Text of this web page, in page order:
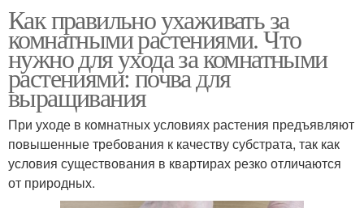
Как правильно ухаживать за
комнатными растениями. Что
нужно для ухода за комнатными
растениями: почва для
выращивания
При уходе в комнатных условиях растения предъявляют
повышенные требования к качеству субстрата, так как
условия существования в квартирах резко отличаются
от природных.